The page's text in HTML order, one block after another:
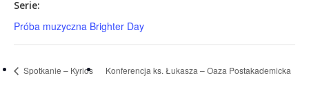
Serie:
Próba muzyczna Brighter Day
Spotkanie – Kyrios Konferencja ks. Łukasza – Oaza Postakademicka